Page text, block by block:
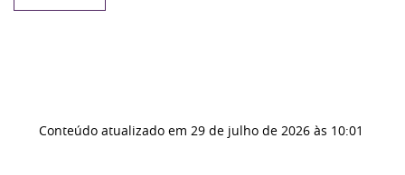
Conteúdo atualizado em 29 de julho de 2026 às 10:01